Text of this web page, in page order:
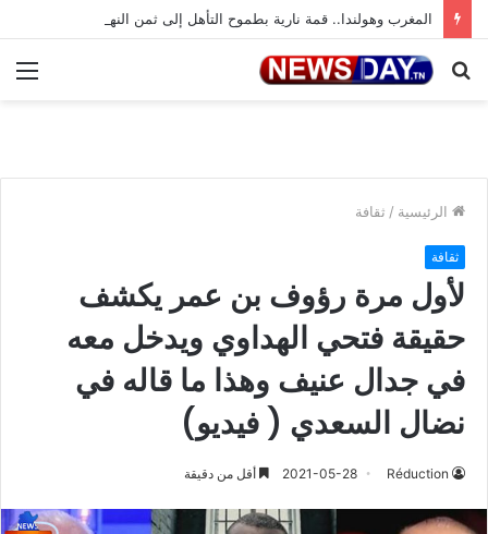
المغرب وهولندا.. قمة نارية بطموح التأهل إلى ثمن النهائي
بحث
الرئيسية / ثقافة
ثقافة
لأول مرة رؤوف بن عمر يكشف
حقيقة فتحي الهداوي ويدخل معه
في جدال عنيف وهذا ما قاله في
نضال السعدي ( فيديو)
Réduction
2021-05-28 أقل من دقيقة